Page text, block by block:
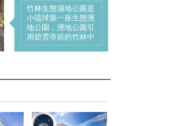
美人洞為小為鄉公所
於民國六十四年以公
共造產方式闢建而
成。在這裡晚上可以
看到椰子蟹、紫地